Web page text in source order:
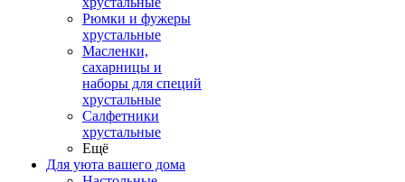
Рюмки и фужеры
хрустальные
Масленки,
сахарницы и
наборы для специй
хрустальные
Салфетники
хрустальные
Ещё
Для уюта вашего дома